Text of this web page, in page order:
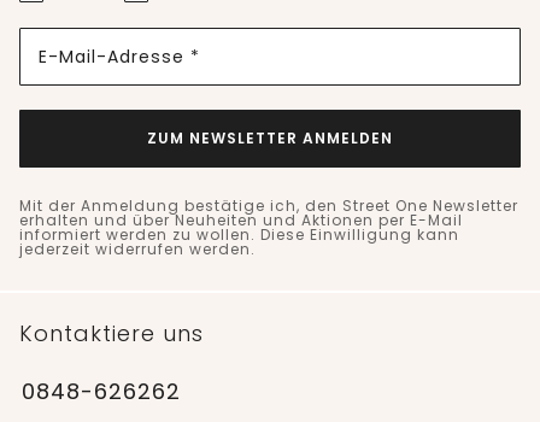
E-Mail-Adresse *
ZUM NEWSLETTER ANMELDEN
Mit der Anmeldung bestätige ich, den Street One Newsletter
erhalten und über Neuheiten und Aktionen per E-Mail
informiert werden zu wollen. Diese Einwilligung kann
jederzeit widerrufen werden.
Kontaktiere uns
0848-626262